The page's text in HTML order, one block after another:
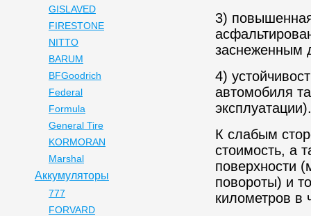
3)
заснеженным
4)
автомобиля
эксплуатации).
К слабым
стоимость, а
поверхности
повороты) и
километров в
GISLAVED
FIRESTONE
NITTO
BARUM
BFGoodrich
Federal
Formula
General Tire
KORMORAN
Marshal
Аккумуляторы
777
FORVARD